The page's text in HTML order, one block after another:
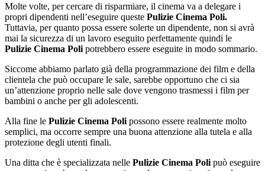
Molte volte, per cercare di risparmiare, il cinema va a delegare i
propri dipendenti nell’eseguire queste Pulizie Cinema Poli.
Tuttavia, per quanto possa essere solerte un dipendente, non si avrà
mai la sicurezza di un lavoro eseguito perfettamente quindi le
Pulizie Cinema Poli potrebbero essere eseguite in modo sommario.
Siccome abbiamo parlato già della programmazione dei film e della
clientela che può occupare le sale, sarebbe opportuno che ci sia
un’attenzione proprio nelle sale dove vengono trasmessi i film per
bambini o anche per gli adolescenti.
Alla fine le Pulizie Cinema Poli possono essere realmente molto
semplici, ma occorre sempre una buona attenzione alla tutela e alla
protezione degli utenti finali.
Una ditta che è specializzata nelle Pulizie Cinema Poli può eseguire